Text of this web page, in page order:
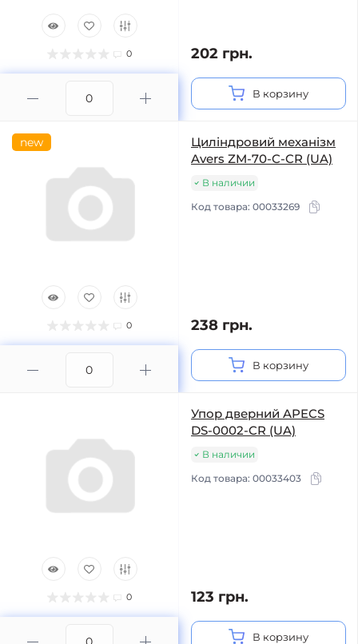
0 202 грн.
В корзину
new
0
Циліндровий механізм
Avers ZM-70-C-CR (UA)
В наличии
Код товара: 00033269
238 грн.
В корзину
0
Упор дверний APECS
DS-0002-CR (UA)
В наличии
Код товара: 00033403
123 грн.
В корзину